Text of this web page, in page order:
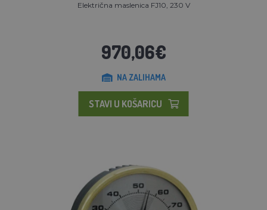
Električna maslenica FJ10, 230 V
970,06€
NA ZALIHAMA
STAVI U KOŠARICU